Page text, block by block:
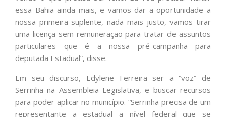
essa Bahia ainda mais, e vamos dar a oportunidade a
nossa primeira suplente, nada mais justo, vamos tirar
uma licença sem remuneração para tratar de assuntos
particulares que é a nossa pré-campanha para
deputada Estadual”, disse.
Em seu discurso, Edylene Ferreira ser a “voz” de
Serrinha na Assembleia Legislativa, e buscar recursos
para poder aplicar no município. “Serrinha precisa de um
representante a estadual a nível federal que se